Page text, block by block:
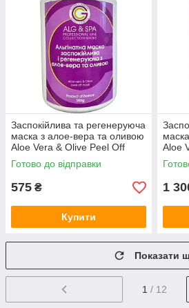
Заспокійлива та регенеруюча
маска з алое-вера та оливою
Aloe Vera & Olive Peel Off
Mask ALG & SPA, 200г
Готово до відправки
575 ₴
Купити
Aloe
Mask
1
Показати
1 / 12